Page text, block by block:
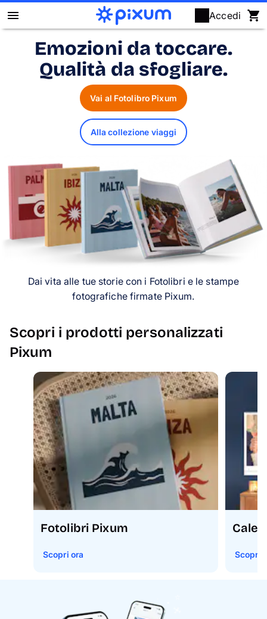
Accedi
Fotolibro Pixum
Stampa foto
Calendari
Puzzle
Cover
Assistenza
Emozioni da toccare.
Qualità da sfogliare.
Dai vita alle tue storie con i Fotolibri e le stampe
fotografiche firmate Pixum.
Vai al Fotolibro Pixum
Alla collezione viaggi
Scopri i prodotti personalizzati
Pixum
Fotolibri Pixum
Scopri ora Scopri